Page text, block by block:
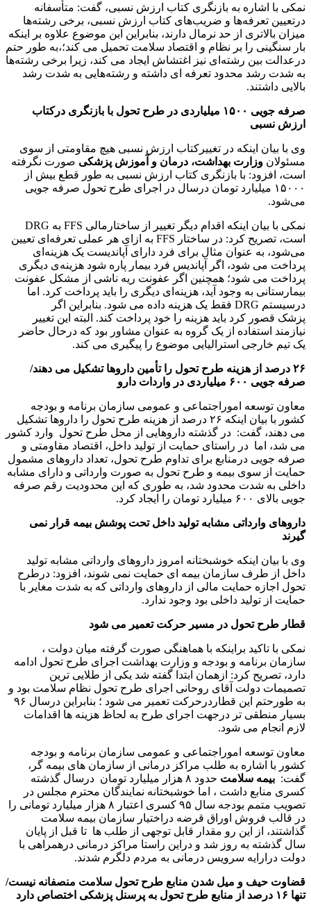
نمکی با اشاره به بازنگری کتاب ارزش نسبی، گفت: متأسفانه
درتعیین تعرفه‌ها و ضریب‌های کتاب ارزش نسبی، برخی رشته‌ها
میزان بالاتری از حد نرمال دارند، بنابراین این موضوع علاوه بر اینکه
بار سنگینی را بر نظام و اقتصاد سلامت تحمیل می کند؛،به طور حتم
درعدالت بین رشته‌ای نیز اغتشاش ایجاد می کند، زیرا برخی رشته‌ها
به شدت رشد محدود تعرفه ای داشته و رشته‌هایی به شدت رشد
بالایی داشتند.
صرفه جویی ۱۵۰۰ میلیاردی در طرح تحول با بازنگری درکتاب
ارزش نسبی
وی با بیان اینکه در تغییرکتاب ارزش نسبی هیچ مقاومتی از سوی
مسئولان وزارت بهداشت، درمان و آموزش پزشکی صورت نگرفته
است، افزود: با بازنگری کتاب ارزش نسبی به طور قطع بیش از
۱۵۰۰۰ میلیارد تومان درسال در اجرای طرح تحول صرفه جویی
می‌شود.
نمکی با بیان اینکه اقدام دیگر تغییر از ساختارمالی FFS به DRG
است، تصریح کرد: در ساختار FFS به ازای هر عملی تعرفه‌ای تعیین
می‌شود، به عنوان مثال برای فرد دارای آپاندیست یک هزینه‌ای
پرداخت می شود، اگر آپاندیس فرد بیمار پاره شود هزینه‌ی دیگری
پرداخت می شود؛ همچنین اگر عفونت ریه ناشی از مشکل عفونت
بیمارستانی به وجود آید، هزینه‌ای دیگری را باید پرداخت کرد. اما
درسیستم DRG فقط یک هزینه داده می شود. بنابراین اگر
پزشک قصور کرد باید هزینه را خود پرداخت کند. البته این تغییر
نیازمند استفاده از یک گروه به عنوان مشاور بود که درحال حاضر
یک تیم خارجی استرالیایی موضوع را پیگیری می کند.
۲۶ درصد از هزینه طرح تحول را تأمین داروها تشکیل می دهند/
صرفه جویی ۶۰۰ میلیاردی در واردات دارو
معاون توسعه اموراجتماعی و عمومی سازمان برنامه و بودجه
کشور با بیان اینکه ۲۶ درصد از هزینه طرح تحول را داروها تشکیل
می دهند، گفت: در گذشته داروهایی از محل طرح تحول وارد کشور
می شد، اما در راستای حمایت از تولید داخل، اقتصاد مقاومتی و
صرفه جویی درمنابع برای تداوم طرح تحول، تعداد داروهای مشمول
حمایت از سوی بیمه و طرح تحول به صورت وارداتی و دارای مشابه
داخلی به شدت محدود شد، به طوری که این محدودیت رقم صرفه
جویی بالای ۶۰۰ میلیارد تومان را ایجاد کرد.
داروهای وارداتی مشابه تولید داخل تحت پوشش بیمه قرار نمی
گیرند
وی با بیان اینکه خوشبختانه امروز داروهای وارداتی مشابه تولید
داخل از طرف سازمان بیمه ای حمایت نمی شوند، افزود: درطرح
تحول اجازه حمایت مالی از داروهای وارداتی که به شدت مغایر با
حمایت از تولید داخلی بود وجود ندارد.
قطار طرح تحول در مسیر حرکت تعمیر می شود
نمکی با تاکید براینکه با هماهنگی صورت گرفته میان دولت ،
سازمان برنامه و بودجه و وزارت بهداشت اجرای طرح تحول ادامه
دارد، تصریح کرد: ازهمان ابتدا گفته شد یکی از طلایی ترین
تصمیمات دولت آقای روحانی اجرای طرح تحول نظام سلامت بود و
به طورحتم این قطاردرحرکت تعمیر می شود ؛ بنابراین درسال ۹۶
بسیار منطقی تر درجهت اجرای طرح به لحاظ هزینه ها اقدامات
لازم انجام می شود.
معاون توسعه اموراجتماعی و عمومی سازمان برنامه و بودجه
کشور با اشاره به طلب مراکز درمانی از سازمان های بیمه گر،
گفت: بیمه سلامت
حدود ۸ هزار میلیارد تومان درسال گذشته
کسری منابع داشت ، اما خوشبختانه نمایندگان محترم مجلس در
تصویب متمم بودجه سال ۹۵ کسری اعتبار ۸ هزار میلیارد تومانی را
در قالب فروش اوراق قرضه دراختیار سازمان بیمه سلامت
گذاشتند، از این رو مقدار قابل توجهی از طلب ها تا قبل از پایان
سال گذشته به روز شد و دراین راستا مراکز درمانی درهمراهی با
دولت درارایه سرویس درمانی به مردم دلگرم شدند.
قضاوت حیف و میل شدن منابع طرح تحول سلامت منصفانه نیست/
تنها ۱۶ درصد از منابع طرح تحول به پرسنل پزشکی اختصاص دارد